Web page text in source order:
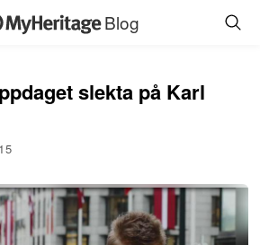
Blog
slekta på Karl